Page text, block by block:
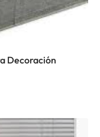
Decoración